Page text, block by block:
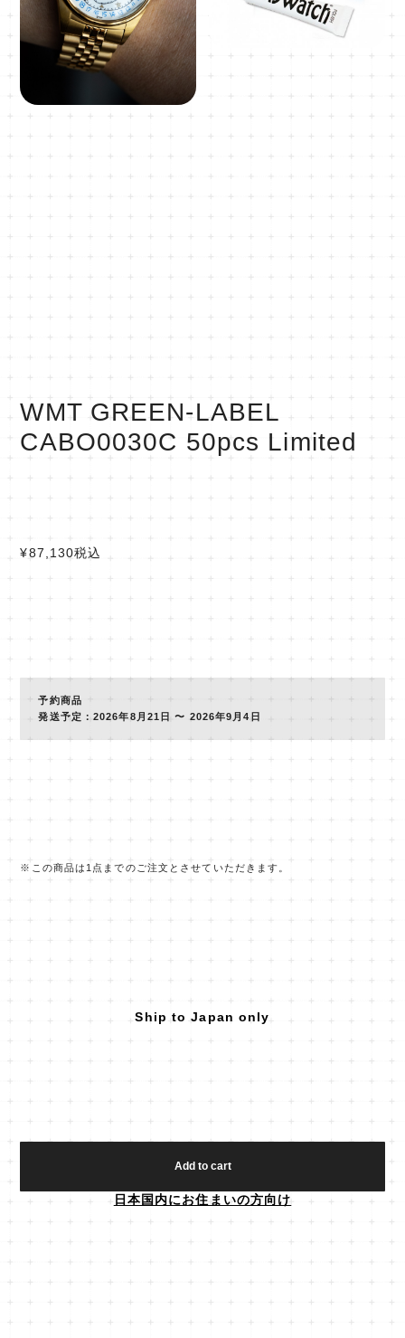
WMT GREEN-LABEL
CABO0030C 50pcs Limited
¥87,130税込
予約商品
発送予定：2026年8月21日 〜 2026年9月4日
※この商品は1点までのご注文とさせていただきます。
Ship to Japan only
Add to cart
日本国内にお住まいの方向け